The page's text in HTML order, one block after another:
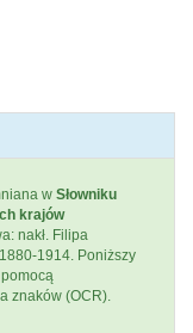
w Słowniku
krajów
nakł. Filipa
1914. Poniższy
znaków (OCR).